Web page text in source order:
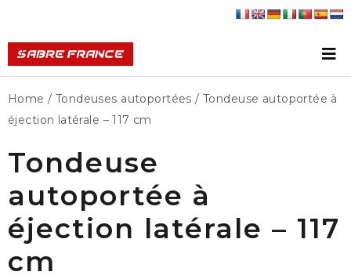
Home / Tondeuses autoportées / Tondeuse autoportée à
éjection latérale – 117 cm
Tondeuse
autoportée à
éjection latérale – 117
cm